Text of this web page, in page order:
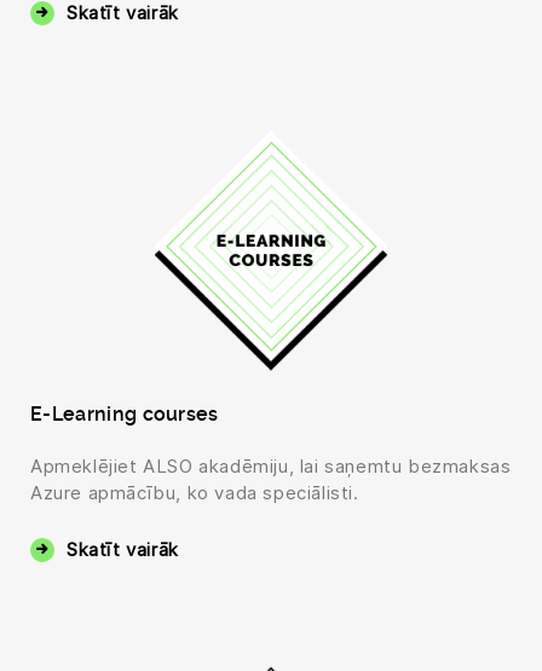
Skatīt vairāk
E-Learning courses
Apmeklējiet ALSO akadēmiju, lai saņemtu bezmaksas
Azure apmācību, ko vada speciālisti.
Skatīt vairāk